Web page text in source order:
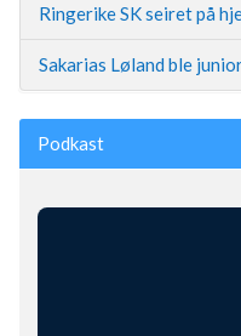
Ringerike SK seiret på
Sakarias Løland ble
Podkast